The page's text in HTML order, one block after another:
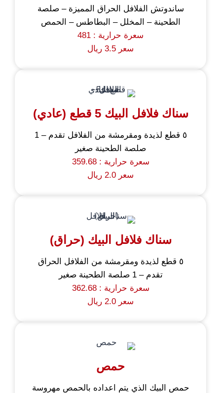
ساندوتش الفلافل الحراق المميزة – صلصة
الطحينة – المخلل – البطاطس – الحمص
سعرة حرارية : 481
سعر 3.5 ريال
سناك فلافل البيك 5 قطع (عادي)
٥ قطع لذيدة ومقرمشة من الفلافل تقدم – 1
صلصة الطحينة صغير
سعرة حرارية : 359.68
سعر 2.0 ريال
سناك فلافل البيك (حراق)
٥ قطع لذيدة ومقرمشة من الفلافل الحراق
تقدم – 1 صلصة الطحينة صغير
سعرة حرارية : 362.68
سعر 2.0 ريال
حمص
حمص البيك الذي يتم اعداده بالحمص مهروسة